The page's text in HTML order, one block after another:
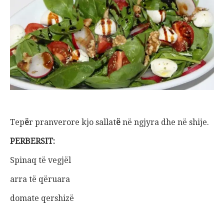
Tepër pranverore kjo sallatë në ngjyra dhe në shije.
PERBERSIT:
Spinaq të vegjël
arra të qëruara
domate qershizë